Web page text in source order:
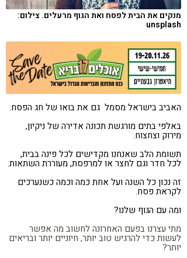
מנקים את הבית לפסח ואת הגוף מרעלים. צילום:
unsplash
האביב בישראל מסמל גם את בואו של חג הפסח.
באלפי בתים מורגשת תכונה אדירה של ניקיון,
מירוק וצחצוח.
תשומת הלב שאנחנו מקדישים לכל פינה בבית,
לכל חדר וגם לחצר או למרפסת, מעוררת השתאות.
זה נכון כל השנה ועל אחת כמה וכמה כשנערכים
לקראת פסח.
ומה עם הגוף שלנו?
מתי עצרנו בפעם האחרונה לחשוב מה אפשר
לעשות כדי להרגיש טוב יותר, חיוניים יותר ובריאים
יותר?